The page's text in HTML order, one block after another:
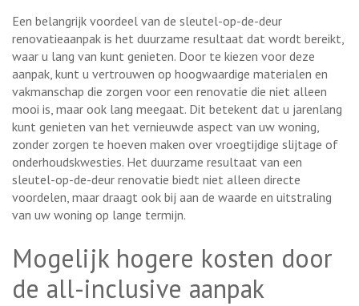
Een belangrijk voordeel van de sleutel-op-de-deur
renovatieaanpak is het duurzame resultaat dat wordt bereikt,
waar u lang van kunt genieten. Door te kiezen voor deze
aanpak, kunt u vertrouwen op hoogwaardige materialen en
vakmanschap die zorgen voor een renovatie die niet alleen
mooi is, maar ook lang meegaat. Dit betekent dat u jarenlang
kunt genieten van het vernieuwde aspect van uw woning,
zonder zorgen te hoeven maken over vroegtijdige slijtage of
onderhoudskwesties. Het duurzame resultaat van een
sleutel-op-de-deur renovatie biedt niet alleen directe
voordelen, maar draagt ook bij aan de waarde en uitstraling
van uw woning op lange termijn.
Mogelijk hogere kosten door
de all-inclusive aanpak